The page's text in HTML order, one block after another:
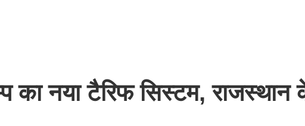
का नया टैरिफ सिस्टम, राजस्थान